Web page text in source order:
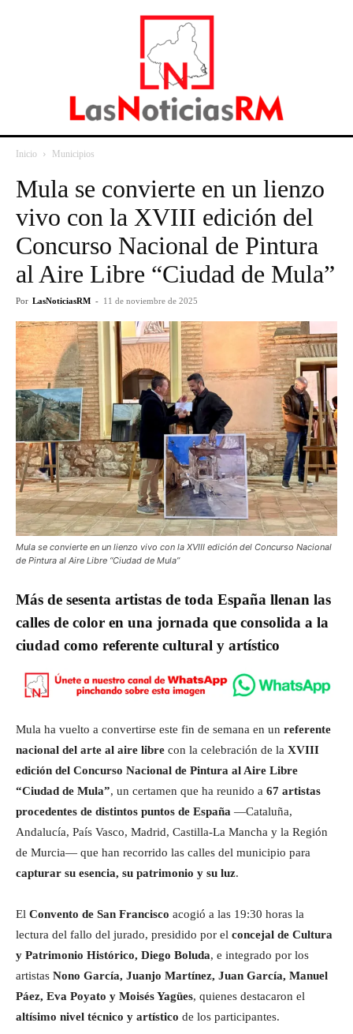
Inicio Municipios
Mula se convierte en un lienzo
vivo con la XVIII edición del
Concurso Nacional de Pintura
al Aire Libre “Ciudad de Mula”
Por LasNoticiasRM - 11 de noviembre de 2025
Mula se convierte en un lienzo vivo con la XVIII edición del Concurso Nacional
de Pintura al Aire Libre “Ciudad de Mula”
Más de sesenta artistas de toda España llenan las
calles de color en una jornada que consolida a la
ciudad como referente cultural y artístico
Mula ha vuelto a convertirse este fin de semana en un referente
nacional del arte al aire libre con la celebración de la XVIII
edición del Concurso Nacional de Pintura al Aire Libre
“Ciudad de Mula”, un certamen que ha reunido a 67 artistas
procedentes de distintos puntos de España —Cataluña,
Andalucía, País Vasco, Madrid, Castilla-La Mancha y la Región
de Murcia— que han recorrido las calles del municipio para
capturar su esencia, su patrimonio y su luz.
El Convento de San Francisco acogió a las 19:30 horas la
lectura del fallo del jurado, presidido por el concejal de Cultura
y Patrimonio Histórico, Diego Boluda, e integrado por los
artistas Nono García, Juanjo Martínez, Juan García, Manuel
Páez, Eva Poyato y Moisés Yagües, quienes destacaron el
altísimo nivel técnico y artístico de los participantes.